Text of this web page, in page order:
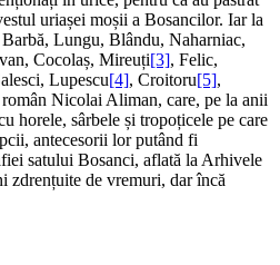
uriașei moșii a Bosancilor. Iar la
Lungu, Blându, Naharniac,
Cocolaș, Mireuți[3], Felic,
Lupescu[4], Croitoru[5],
Nicolai Aliman, care, pe la anii
horele, sârbele și tropoțicele pe care
antecesorii lor putând fi
satului Bosanci, aflată la Arhivele
zdrențuite de vremuri, dar încă